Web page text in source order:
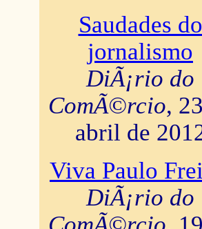
Saudades do
jornalismo
DiÃ¡rio do
ComÃ©rcio,
abril de
Viva Paulo
DiÃ¡rio do